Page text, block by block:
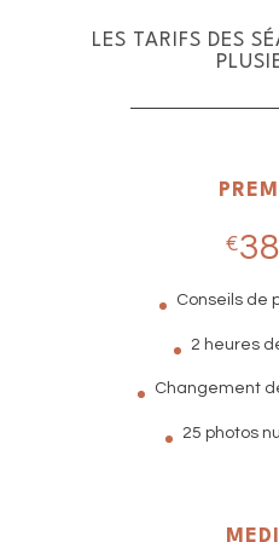
LES TARIFS DES
€
Conseils de
2 heures
Changement
25 photos